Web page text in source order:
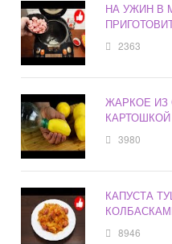
НА УЖИН В
2363
ЖАРКОЕ ИЗ
3980
КАПУСТА
8946